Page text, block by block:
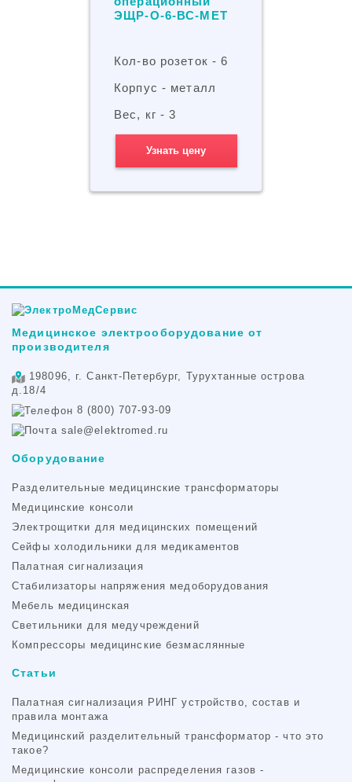
Кол-во розеток - 6
Корпус - металл
Вес, кг - 3
Узнать цену
Медицинское электрооборудование от
производителя
198096, г. Санкт-Петербург, Турухтанные острова
д.18/4
8 (800) 707-93-09
sale@elektromed.ru
Оборудование
Разделительные медицинские трансформаторы
Медицинские консоли
Электрощитки для медицинских помещений
Cейфы холодильники для медикаментов
Палатная сигнализация
Стабилизаторы напряжения медоборудования
Мебель медицинская
Светильники для медучреждений
Компрессоры медицинские безмаслянные
Статьи
Палатная сигнализация РИНГ устройство, состав и
правила монтажа
Медицинский разделительный трансформатор - что это
такое?
Медицинские консоли распределения газов -